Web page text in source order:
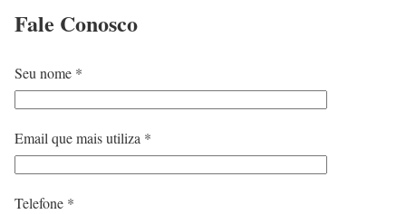
Fale Conosco
Seu nome *
Email que mais utiliza *
Telefone *